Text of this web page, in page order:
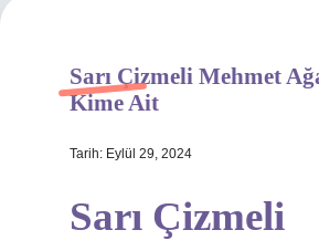
Hakkımızda
Sarı Çizmeli Mehmet
Kime Ait
Tarih: Eylül 29, 2024
Sarı Çizmeli